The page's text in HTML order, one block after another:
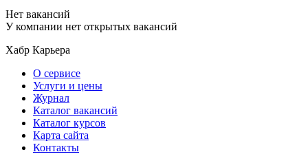
Нет вакансий
У компании нет открытых вакансий
Хабр Карьера
О сервисе
Услуги и цены
Журнал
Каталог вакансий
Каталог курсов
Карта сайта
Контакты